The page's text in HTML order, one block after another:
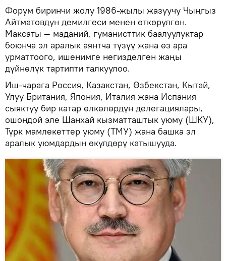
Форум биринчи жолу 1986-жылы жазуучу Чыңгыз
Айтматовдун демилгеси менен өткөрүлгөн.
Максаты — маданий, гуманисттик баалуулуктар
боюнча эл аралык аянтча түзүү жана өз ара
урматтоого, ишенимге негизделген жаңы
дүйнөлүк тартипти талкуулоо.
Иш-чарага Россия, Казакстан, Өзбекстан, Кытай,
Улуу Британия, Япония, Италия жана Испания
сыяктуу бир катар өлкөлөрдүн делегациялары,
ошондой эле Шанхай кызматташтык уюму (ШКУ),
Түрк мамлекеттер уюму (ТМУ) жана башка эл
аралык уюмдардын өкүлдөрү катышууда.